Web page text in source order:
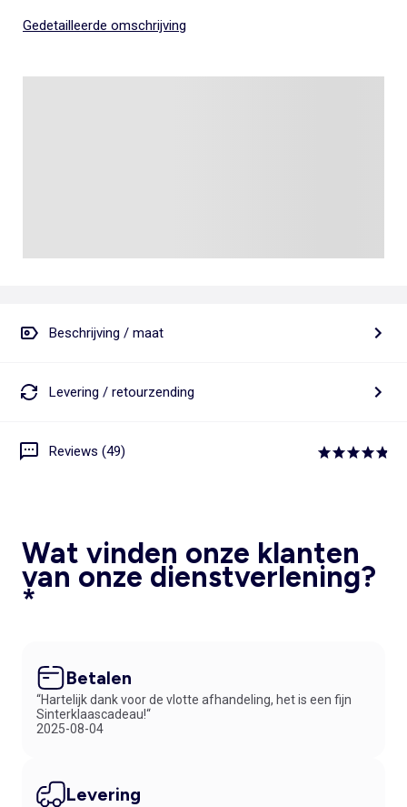
Gedetailleerde omschrijving
Beschrijving / maat
Levering / retourzending
Reviews (49)
Wat vinden onze klanten
van onze dienstverlening?
*
Betalen
“Hartelijk dank voor de vlotte afhandeling, het is een fijn
Sinterklaascadeau!“
2025-08-04
Levering